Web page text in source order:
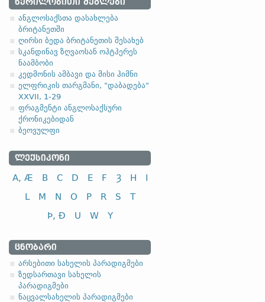
ᲬᲔᲠᲘᲚᲝᲑᲘᲗᲘ ᲫᲔᲒᲚᲔᲑᲘ
ანგლოსაქსთა დასახლება
ბრიტანეთში
ღირსი ბედა ბრიტანეთის შესახებ
სკანდინავ ზღვაოსან ოჰტჰერეს
ნაამბობი
კედმონის ამბავი და მისი ჰიმნი
ელფრიკის თარგმანი, "დაბადება"
XXVII, 1-29
ფრაგმენტი ანგლოსაქსური
ქრონიკებიდან
ბეოვულფი
ᲚᲔᲥᲡᲘᲙᲝᲜᲘ
A, Æ B C D E F Ȝ H
I
L
M N O P R S
T
Þ, Ð
U W Y
ᲪᲜᲝᲑᲐᲠᲘ
არსებითი სახელის პარადიგმები
ზედსართავი სახელის
პარადიგმები
ნაცვალსახელის პარადიგმები